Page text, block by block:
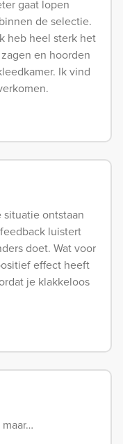
gaat lopen
de selectie.
heb heel sterk het
en hoorden
Ik vind
ontstaan
luistert
doet. Wat voor
effect heeft
je klakkeloos